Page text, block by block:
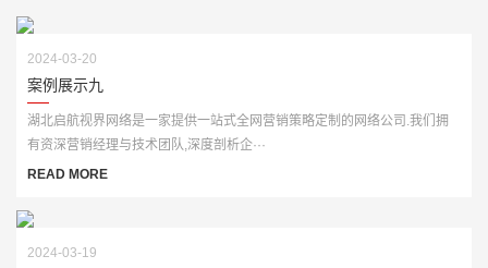
2024-03-20
案例展示九
湖北启航视界网络是一家提供一站式全网营销策略定制的网络公司.我们拥
有资深营销经理与技术团队,深度剖析企···
READ MORE
2024-03-19